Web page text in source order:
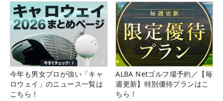
今年も男女プロが強い「キャ
ロウェイ」のニュース一覧は
こちら！
ALBA Netゴルフ場予約／【毎
週更新】特別優待プランはこ
ちら！